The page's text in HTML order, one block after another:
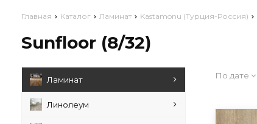
Главная Каталог Ламинат Kastamonu (Турция-Россия)
Sunfloor (8/32)
Ламинат
Линолеум
По дате